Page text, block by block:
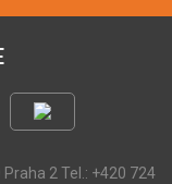
Praha 2 Tel.: +420 724